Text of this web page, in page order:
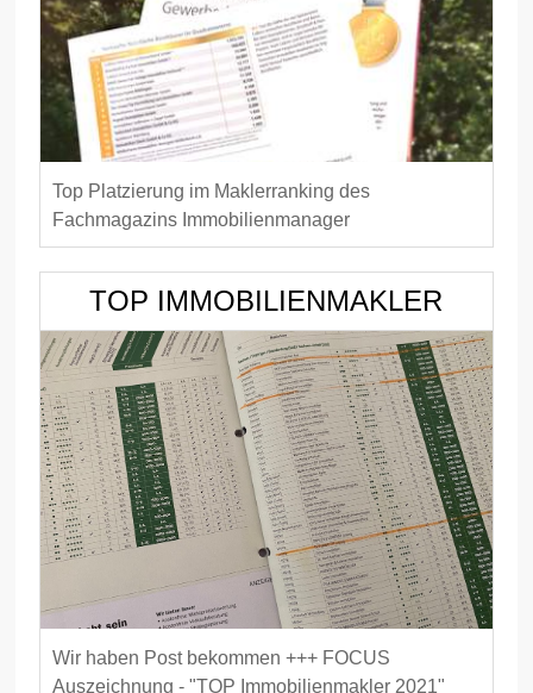
Top Platzierung im Maklerranking des
Fachmagazins Immobilienmanager
TOP IMMOBILIENMAKLER
Wir haben Post bekommen +++ FOCUS
Auszeichnung - "TOP Immobilienmakler 2021"